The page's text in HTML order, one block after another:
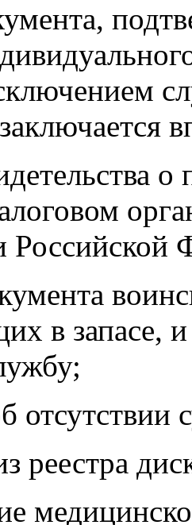
о
Российской
в запасе,
отсутствии
реестра